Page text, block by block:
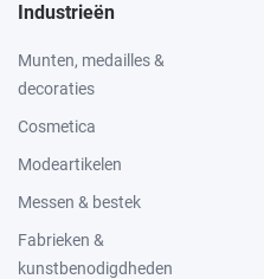
Industrieën
Munten, medailles &
decoraties
Cosmetica
Modeartikelen
Messen & bestek
Fabrieken &
kunstbenodigdheden